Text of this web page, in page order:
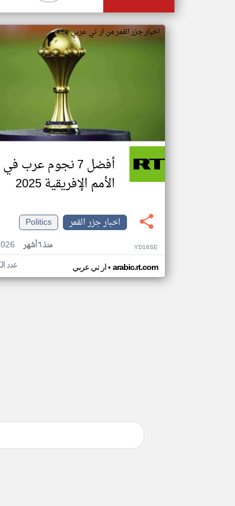
اخبار جزر القمر من ار تي عربي
أفضل 7 نجوم عرب
الأمم الإفريقية 2025
اخبار جزر القمر
Politics
منذ ٦ أشهر YD16SE
ار تي عربي• arabic.rt.com عدد